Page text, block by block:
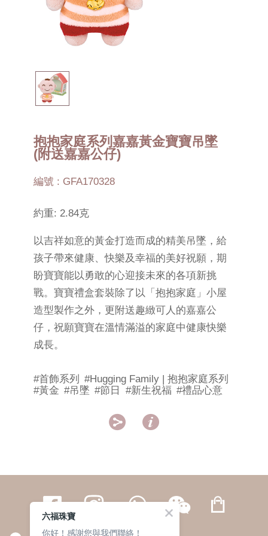
抱抱家庭系列嘉嘉黃金寶寶吊墜
(附送嘉嘉公仔)
編號 : GFA170328
約重: 2.84克
以吉祥如意的黃金打造而成的精美吊墜，給
孩子帶來健康、快樂及幸福的美好祝願，期
盼寶寶能以勇敢的心迎接未來的各項新挑
戰。寶寶禮盒套裝除了以「抱抱家庭」小屋
造型製作之外，更附送趣緻可人的嘉嘉公
仔，祝願寶寶在溫情滿溢的家庭中健康快樂
成長。
#首飾系列
#Hugging Family | 抱抱家庭系列
#黃金 #吊墜 #節日 #新生祝福 #禮品心意
 
六福珠寶
你好！感謝您與我們聯絡！